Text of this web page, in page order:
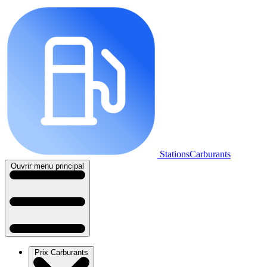
StationsCarburants
Ouvrir menu principal
Prix Carburants